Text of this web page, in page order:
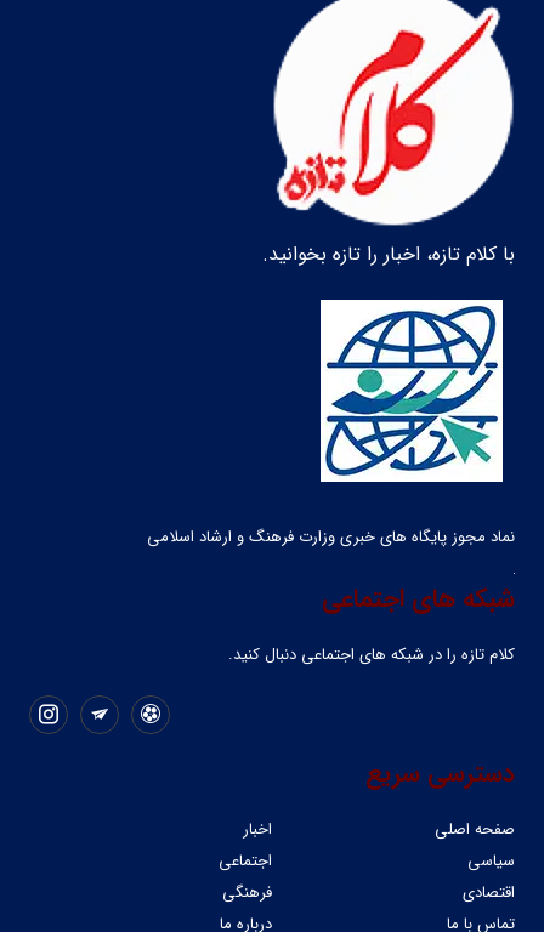
با کلام تازه، اخبار را تازه بخوانید.
نماد مجوز پایگاه های خبری وزارت فرهنگ و ارشاد اسلامی
شبکه های اجتماعی
کلام تازه را در شبکه ‌های اجتماعی دنبال کنید.
دسترسی سریع
صفحه اصلی
اخبار
سیاسی
اجتماعی
اقتصادی
فرهنگی
تماس با ما
درباره ما